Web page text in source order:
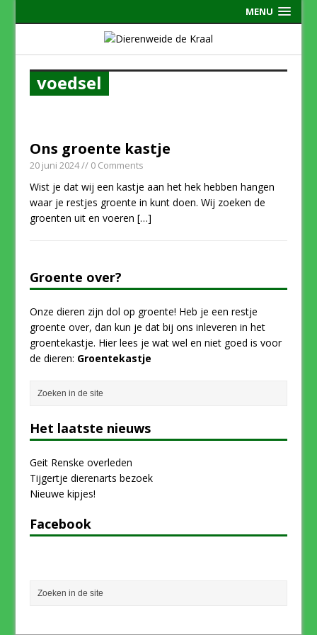
MENU
voedsel
Ons groente kastje
20 juni 2024// 0 Comments
Wist je dat wij een kastje aan het hek hebben hangen
waar je restjes groente in kunt doen. Wij zoeken de
groenten uit en voeren[…]
Groente over?
Onze dieren zijn dol op groente! Heb je een restje
groente over, dan kun je dat bij ons inleveren in het
groentekastje. Hier lees je wat wel en niet goed is voor
de dieren: Groentekastje
Het laatste nieuws
Geit Renske overleden
Tijgertje dierenarts bezoek
Nieuwe kipjes!
Facebook